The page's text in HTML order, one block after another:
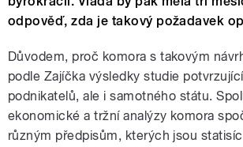
odpověď, zda je takový požadavek
Důvodem, proč komora s takovým
podle Zajíčka výsledky studie
podnikatelů, ale i samotného státu.
ekonomické a tržní analýzy komora
různým předpisům, kterých jsou